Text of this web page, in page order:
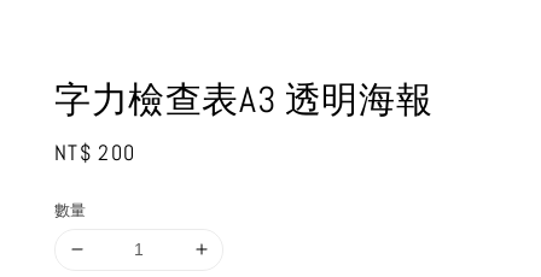
字力檢查表A3 透明海報
Regular
NT$ 200
數量